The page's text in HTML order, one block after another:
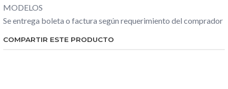
MODELOS
Se entrega boleta o factura según requerimiento del comprador
COMPARTIR ESTE PRODUCTO